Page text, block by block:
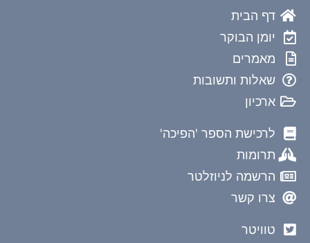
דף הבית
יומן הבוקר
מאמרים
שאלות ותשובות
ארכיון
לרכישת הספר 'הפיכה'
תרומות
הרשמה לניוזלטר
צרו קשר
טוויטר